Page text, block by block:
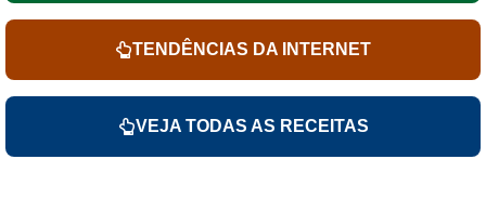
TENDÊNCIAS DA INTERNET
VEJA TODAS AS RECEITAS